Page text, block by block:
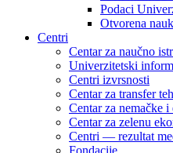
Podaci
Otvorena
Centri
Centar za naučno
Univerzitetski
Centri izvrsnosti
Centar za transfer
Centar za nemačke
Centar za zelenu
Centri — rezultat
Fondacije